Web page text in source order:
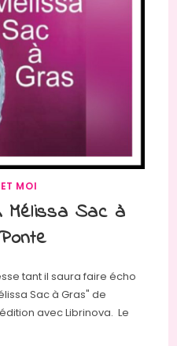
MOI
Mélissa Sac à
tant il saura faire écho
Sac à Gras" de
avec Librinova. Le